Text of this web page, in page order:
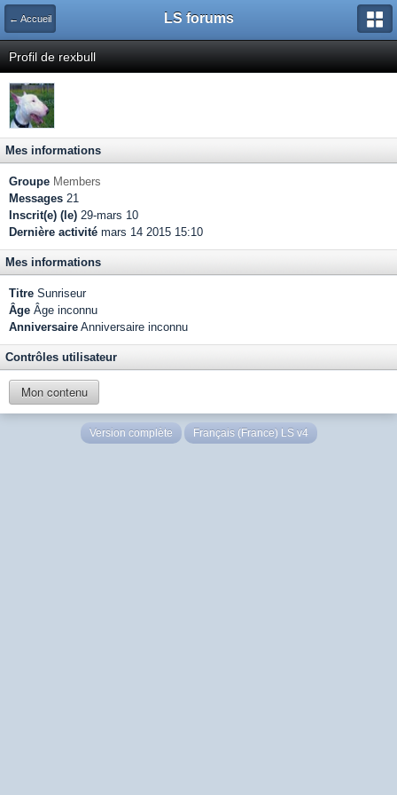
← Accueil LS forums
Profil de rexbull
Mes informations
Groupe Members
Messages 21
Inscrit(e) (le) 29-mars 10
Dernière activité mars 14 2015 15:10
Mes informations
Titre Sunriseur
Âge Âge inconnu
Anniversaire Anniversaire inconnu
Contrôles utilisateur
Mon contenu
Version complète Français (France) LS v4